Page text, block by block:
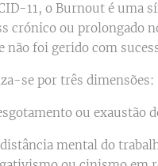
11, o Burnout é uma
crónico ou prolongado
não foi gerido com
se por três dimensões:
ou exaustão
mental do